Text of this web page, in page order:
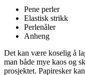
Pene perler
Elastisk strikk
Perlenåler
Anheng
Det kan være koselig å
man både mye kaos og
prosjektet. Papiresker